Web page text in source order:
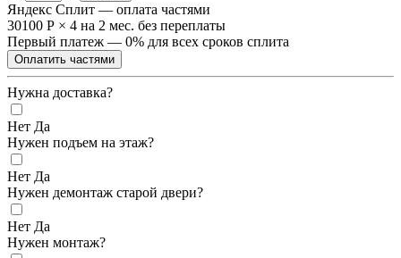
Яндекс Сплит — оплата частями
30100 Р × 4 на 2 мес. без переплаты
Первый платеж — 0% для всех сроков сплита
Оплатить частями
Нужна доставка?
Нет Да
Нужен подъем на этаж?
Нет Да
Нужен демонтаж старой двери?
Нет Да
Нужен монтаж?